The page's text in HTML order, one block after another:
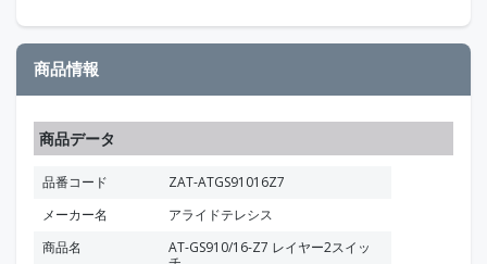
商品情報
商品データ
品番コード
ZAT-ATGS91016Z7
メーカー名
アライドテレシス
商品名
AT-GS910/16-Z7 レイヤー2スイッ